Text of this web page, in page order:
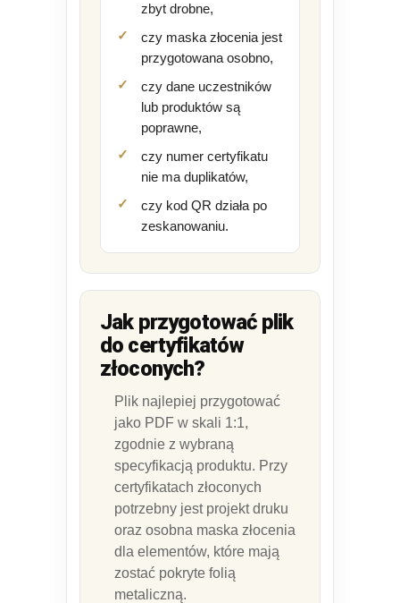
zbyt drobne,
czy maska złocenia jest
przygotowana osobno,
czy dane uczestników
lub produktów są
poprawne,
czy numer certyfikatu
nie ma duplikatów,
czy kod QR działa po
zeskanowaniu.
Jak przygotować plik
do certyfikatów
złoconych?
Plik najlepiej przygotować
jako PDF w skali 1:1,
zgodnie z wybraną
specyfikacją produktu. Przy
certyfikatach złoconych
potrzebny jest projekt druku
oraz osobna maska złocenia
dla elementów, które mają
zostać pokryte folią
metaliczną.